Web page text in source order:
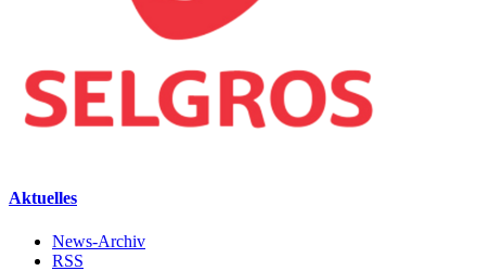
Aktuelles
News-Archiv
RSS